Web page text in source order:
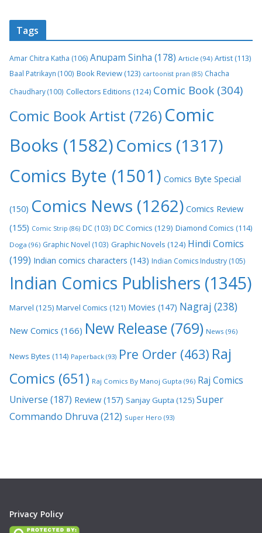
Tags
Amar Chitra Katha (106) Anupam Sinha (178) Article (94) Artist (113)
Baal Patrikayn (100) Book Review(123) cartoonist pran (85) Chacha
Chaudhary (100) Collectors Editions (124) Comic Book (304)
Comic Book Artist (726) Comic
Books (1582)Comics (1317)
Comics Byte (1501) Comics Byte Special
(150) Comics News (1262) Comics Review
(155) Comic Strip (86) DC (103) DC Comics (129) Diamond Comics (114)
Doga (96) Graphic Novel (103) Graphic Novels (124) Hindi Comics
(199) Indian comics characters (143) Indian Comics Industry (105)
Indian Comics Publishers (1345)
Marvel (125) Marvel Comics (121) Movies (147) Nagraj (238)
New Comics (166) New Release (769) News (96)
News Bytes (114) Paperback (93) Pre Order (463) Raj
Comics (651) Raj Comics By Manoj Gupta (96) Raj Comics
Universe (187) Review (157) Sanjay Gupta (125) Super
Commando Dhruva (212) Super Hero (93)
Privacy Policy